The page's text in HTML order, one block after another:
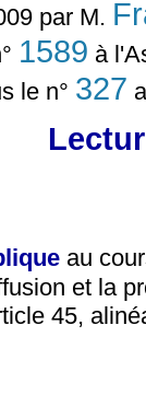
par M.
1589 à
le n° 327
au
et la
45,